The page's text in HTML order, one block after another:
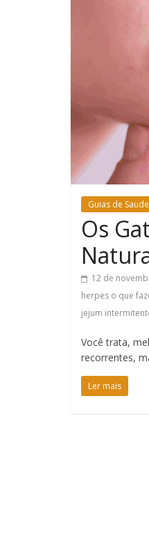
Guias de Saude
Os
12 de
herpes o que
jejum
Você trata,
recorrentes,
Ler mais